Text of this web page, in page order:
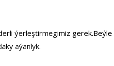
ýerleştirmegimiz
aýanlyk.